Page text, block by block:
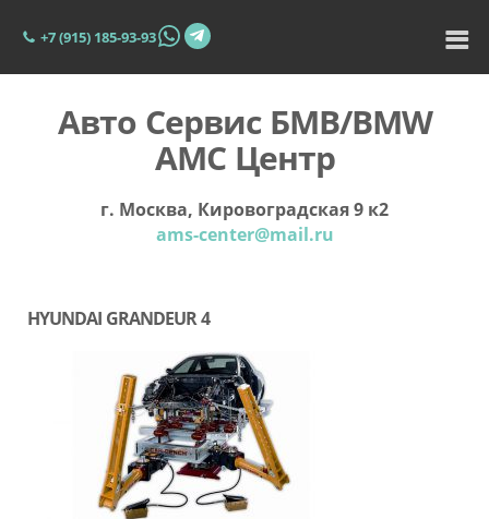
+7 (915) 185-93-93
Авто Сервис БМВ/BMW
АМС Центр
г. Москва, Кировоградская 9 к2
ams-center@mail.ru
HYUNDAI GRANDEUR 4